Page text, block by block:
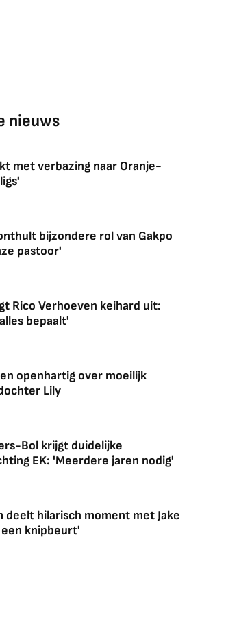
nieuws
met verbazing naar Oranje-
bijzondere rol van Gakpo
pastoor'
Rico Verhoeven keihard uit:
bepaalt'
openhartig over moeilijk
Lily
Bol krijgt duidelijke
EK: 'Meerdere jaren nodig'
deelt hilarisch moment met Jake
een knipbeurt'